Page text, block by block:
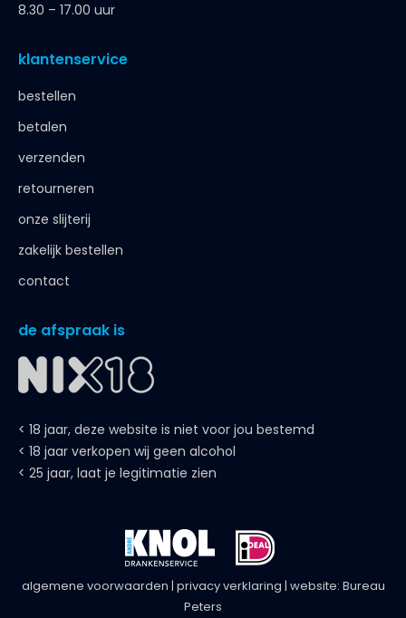
8.30 – 17.00 uur
klantenservice
bestellen
betalen
verzenden
retourneren
onze slijterij
zakelijk bestellen
contact
de afspraak is
< 18 jaar, deze website is niet voor jou bestemd
< 18 jaar verkopen wij geen alcohol
< 25 jaar, laat je legitimatie zien
algemene voorwaarden | privacy verklaring | website: Bureau
Peters